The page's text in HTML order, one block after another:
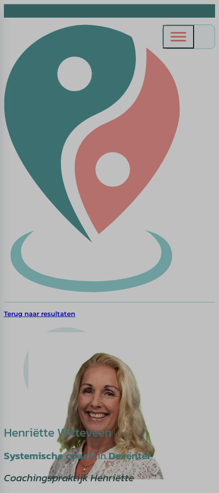
Terug naar resultaten
Henriëtte Witteveen
Systemische coachinDeventer
Coachingspraktijk Henriëtte